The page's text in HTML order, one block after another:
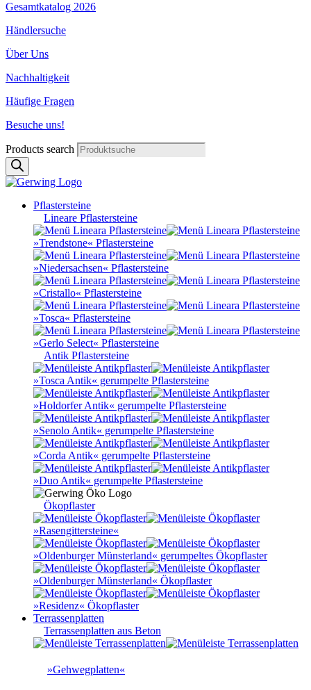
Gesamtkatalog 2026
Händlersuche
Über Uns
Nachhaltigkeit
Häufige Fragen
Besuche uns!
Products search
Pflastersteine
Lineare Pflastersteine
»Trendstone« Pflastersteine
»Niedersachsen« Pflastersteine
»Cristallo« Pflastersteine
»Tosca« Pflastersteine
»Gerlo Select« Pflastersteine
Antik Pflastersteine
»Tosca Antik« gerumpelte Pflastersteine
»Holdorfer Antik« gerumpelte Pflastersteine
»Senolo Antik« gerumpelte Pflastersteine
»Corda Antik« gerumpelte Pflastersteine
»Duo Antik« gerumpelte Pflastersteine
Ökopflaster
»Rasengittersteine«
»Oldenburger Münsterland« gerumpeltes Ökopflaster
»Oldenburger Münsterland« Ökopflaster
»Residenz« Ökopflaster
Terrassenplatten
Terrassenplatten aus Beton
»Gehwegplatten«